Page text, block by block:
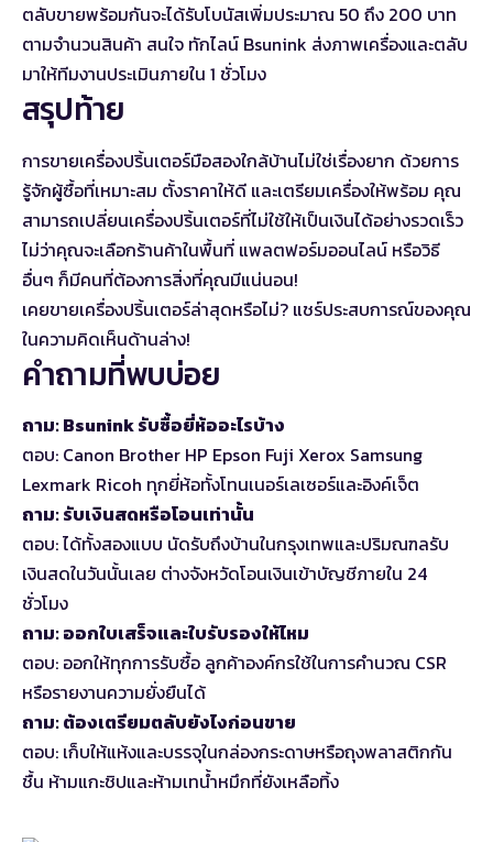
ตลับขายพร้อมกันจะได้รับโบนัสเพิ่มประมาณ 50 ถึง 200 บาท
ตามจำนวนสินค้า สนใจ ทักไลน์ Bsunink ส่งภาพเครื่องและตลับ
มาให้ทีมงานประเมินภายใน 1 ชั่วโมง
สรุปท้าย
การขายเครื่องปริ้นเตอร์มือสองใกล้บ้านไม่ใช่เรื่องยาก ด้วยการ
รู้จักผู้ซื้อที่เหมาะสม ตั้งราคาให้ดี และเตรียมเครื่องให้พร้อม คุณ
สามารถเปลี่ยนเครื่องปริ้นเตอร์ที่ไม่ใช้ให้เป็นเงินได้อย่างรวดเร็ว
ไม่ว่าคุณจะเลือกร้านค้าในพื้นที่ แพลตฟอร์มออนไลน์ หรือวิธี
อื่นๆ ก็มีคนที่ต้องการสิ่งที่คุณมีแน่นอน!
เคยขายเครื่องปริ้นเตอร์ล่าสุดหรือไม่? แชร์ประสบการณ์ของคุณ
ในความคิดเห็นด้านล่าง!
คำถามที่พบบ่อย
ถาม: Bsunink รับซื้อยี่ห้ออะไรบ้าง
ตอบ: Canon Brother HP Epson Fuji Xerox Samsung
Lexmark Ricoh ทุกยี่ห้อทั้งโทนเนอร์เลเซอร์และอิงค์เจ็ต
ถาม: รับเงินสดหรือโอนเท่านั้น
ตอบ: ได้ทั้งสองแบบ นัดรับถึงบ้านในกรุงเทพและปริมณฑลรับ
เงินสดในวันนั้นเลย ต่างจังหวัดโอนเงินเข้าบัญชีภายใน 24
ชั่วโมง
ถาม: ออกใบเสร็จและใบรับรองให้ไหม
ตอบ: ออกให้ทุกการรับซื้อ ลูกค้าองค์กรใช้ในการคำนวณ CSR
หรือรายงานความยั่งยืนได้
ถาม: ต้องเตรียมตลับยังไงก่อนขาย
ตอบ: เก็บให้แห้งและบรรจุในกล่องกระดาษหรือถุงพลาสติกกัน
ชื้น ห้ามแกะชิปและห้ามเทน้ำหมึกที่ยังเหลือทิ้ง